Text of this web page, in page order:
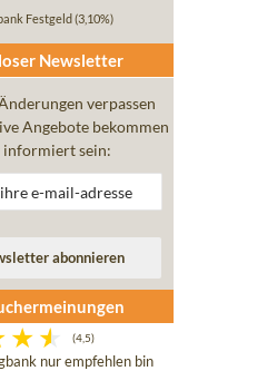
Festgeld (3,10%)
Newsletter
verpassen
Angebote bekommen
informiert sein:
(4,5)
nur empfehlen bin